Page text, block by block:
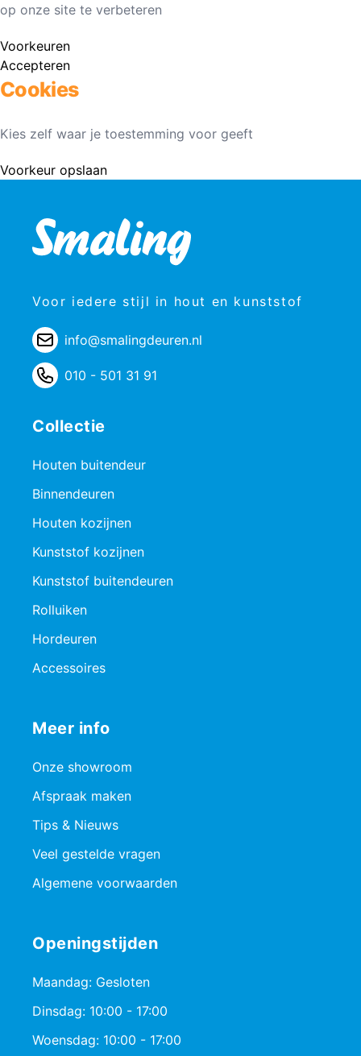
op onze site te verbeteren
Voorkeuren
Accepteren
Cookies
Kies zelf waar je toestemming voor geeft
Voorkeur opslaan
Voor iedere stijl in hout en kunststof
info@smalingdeuren.nl
010 - 501 31 91
Collectie
Houten buitendeur
Binnendeuren
Houten kozijnen
Kunststof kozijnen
Kunststof buitendeuren
Rolluiken
Hordeuren
Accessoires
Meer info
Onze showroom
Afspraak maken
Tips & Nieuws
Veel gestelde vragen
Algemene voorwaarden
Openingstijden
Maandag: Gesloten
Dinsdag: 10:00 - 17:00
Woensdag: 10:00 - 17:00